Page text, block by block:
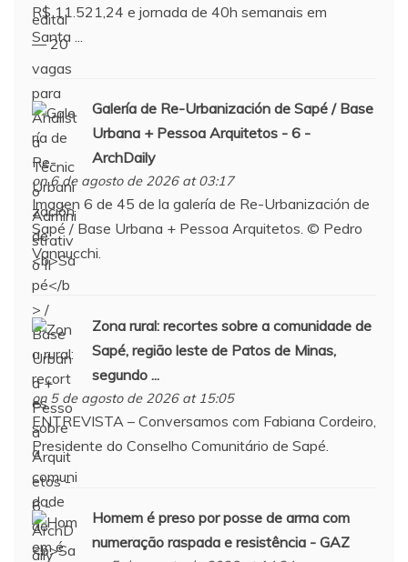
R$ 11.521,24 e jornada de 40h semanais em
Santa ...
Galería de Re-Urbanización de Sapé/ Base
Urbana + Pessoa Arquitetos - 6 -
ArchDaily
on 6 de agosto de 2026 at 03:17
Imagen 6 de 45 de la galería de Re-Urbanización de
Sapé / Base Urbana + Pessoa Arquitetos. © Pedro
Vannucchi.
Zona rural: recortes sobre a comunidade de
Sapé, região leste de Patos de Minas,
segundo ...
on 5 de agosto de 2026 at 15:05
ENTREVISTA – Conversamos com Fabiana Cordeiro,
Presidente do Conselho Comunitário de Sapé.
Homem é preso por posse de arma com
numeração raspada e resistência - GAZ